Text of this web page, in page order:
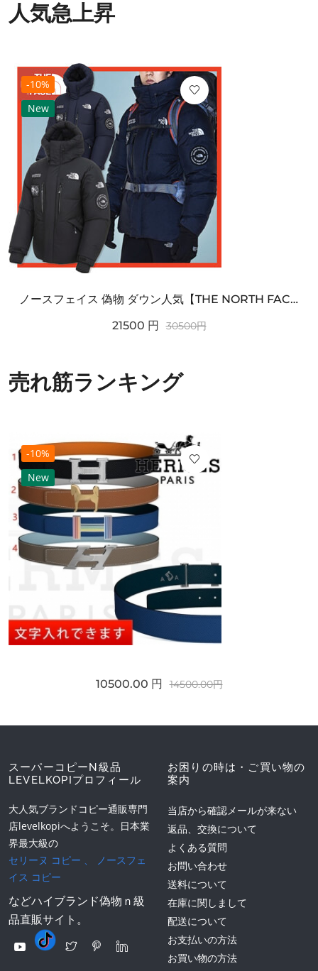
人気急上昇
-10%
New
ノースフェイス 偽物 ダウン人気【THE NORTH FACE】M'S 7 SUMMIT HIM...
21500 円 30500円
売れ筋ランキング
-10%
New
10500.00 円 14500.00円
スーパーコピーN級品
LEVELKOPIプロフィール
大人気ブランドコピー通販専門
店levelkopiへようこそ。日本業
界最大級の
セリーヌ コピー 、
ノースフェ
イス コピー
などハイブランド偽物ｎ級
品直販サイト。
お困りの時は・ご買い物の
案内
当店から確認メールが来ない
返品、交換について
よくある質問
お問い合わせ
送料について
在庫に関しまして
配送について
お支払いの方法
お買い物の方法